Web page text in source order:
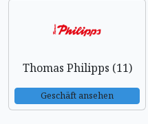
Thomas Philipps (11)
Geschäft ansehen